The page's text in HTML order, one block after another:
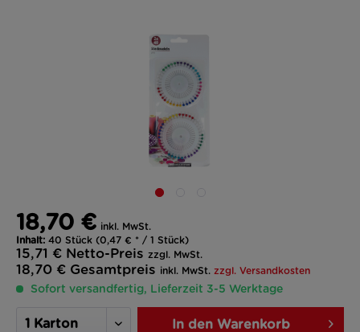
18,70 € inkl. MwSt.
Inhalt: 40 Stück (0,47 € * / 1 Stück)
15,71 € Netto-Preis zzgl. MwSt.
18,70 € Gesamtpreis inkl. MwSt. zzgl. Versandkosten
Sofort versandfertig, Lieferzeit 3-5 Werktage
In den Warenkorb